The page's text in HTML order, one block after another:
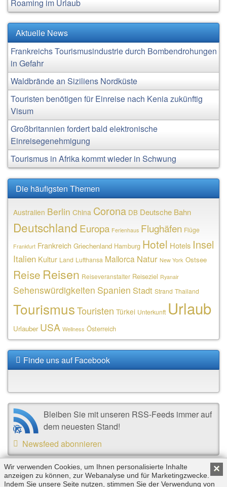
Roaming im Urlaub
Aktuelle News
Frankreichs Tourismusindustrie durch Bombendrohungen
in Gefahr
Waldbrände an Siziliens Nordküste
Touristen benötigen für Einreise nach Kenia zukünftig
Visum
Großbritannien fordert bald elektronische
Einreisegenehmigung
Tourismus in Afrika kommt wieder in Schwung
Die häufigsten Themen
Australien Berlin China Corona DB Deutsche Bahn
Deutschland Europa Ferienhaus Flughäfen Flüge
Frankfurt Frankreich Griechenland Hamburg Hotel Hotels Insel
Italien Kultur Land Lufthansa Mallorca Natur New York Ostsee
Reise Reisen Reiseveranstalter Reiseziel Ryanair
Sehenswürdigkeiten Spanien Stadt Strand Thailand
TourismusTouristen Türkei Unterkunft Urlaub
Urlauber USA Wellness Österreich
Finde uns auf Facebook
Bleiben Sie mit unseren RSS-Feeds immer auf
dem neuesten Stand!
Newsfeed abonnieren
Copyright © 2026 by Triplemind GmbH. Alle Rechte
×
Wir verwenden Cookies, um Ihnen personalisierte Inhalte
anzeigen zu können, zur Webanalyse und für Marketingzwecke.
Indem Sie unsere Seite nutzen, stimmen Sie der Verwendung von